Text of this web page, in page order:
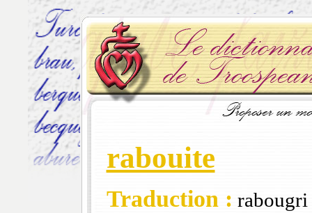
rabouite
Traduction : rabougri